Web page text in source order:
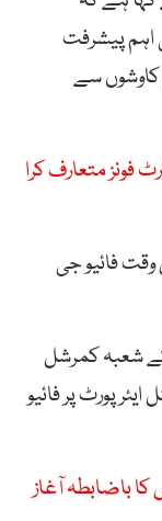
ڈیجیٹل ایکو سسٹم میں 5 جی اہم پیشرفت
کاوشوں سے
متعارف کرا
فائیو جی
کے شعبہ کمرشل
پر فائیو
باضابطہ آغاز